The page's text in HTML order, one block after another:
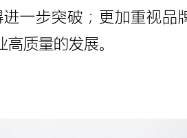
一步突破；更加重视品
质量的发展。